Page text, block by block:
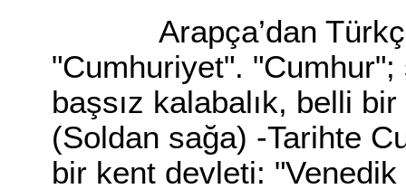
Arapça’dan
"Cumhuriyet". "Cumhur";
başsız kalabalık, belli
(Soldan sağa) -Tarihte
bir kent devleti: